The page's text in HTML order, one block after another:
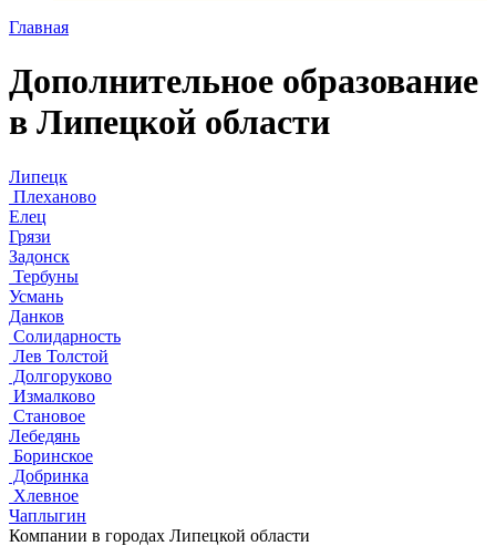
Главная
Дополнительное образование
в Липецкой области
Липецк
Плеханово
Елец
Грязи
Задонск
Тербуны
Усмань
Данков
Солидарность
Лев Толстой
Долгоруково
Измалково
Становое
Лебедянь
Боринское
Добринка
Хлевное
Чаплыгин
Компании в городах Липецкой области